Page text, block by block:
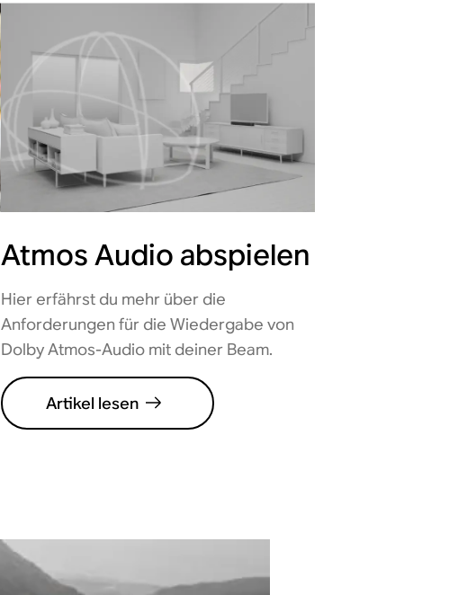
Atmos Audio abspielen
Hier erfährst du mehr über die
Anforderungen für die Wiedergabe von
Dolby Atmos-Audio mit deiner Beam.
Artikel lesen